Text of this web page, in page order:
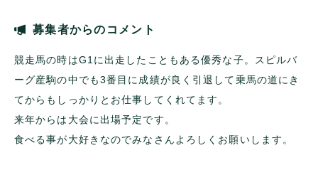
募集者からのコメント
競走馬の時はG1に出走したこともある優秀な子。スピルバ
ーグ産駒の中でも3番目に成績が良く引退して乗馬の道にき
てからもしっかりとお仕事してくれてます。
来年からは大会に出場予定です。
食べる事が大好きなのでみなさんよろしくお願いします。